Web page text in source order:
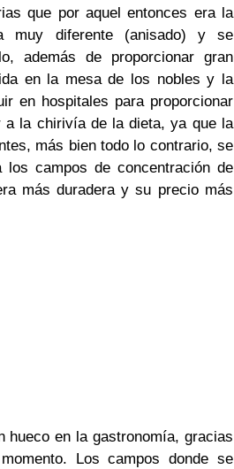
que por aquel entonces era la
muy diferente (anisado) y se
además de proporcionar gran
en la mesa de los nobles y la
en hospitales para proporcionar
a la chirivía de la dieta, ya que la
más bien todo lo contrario, se
campos de concentración de
más duradera y su precio más
hueco en la gastronomía, gracias
Los campos donde se